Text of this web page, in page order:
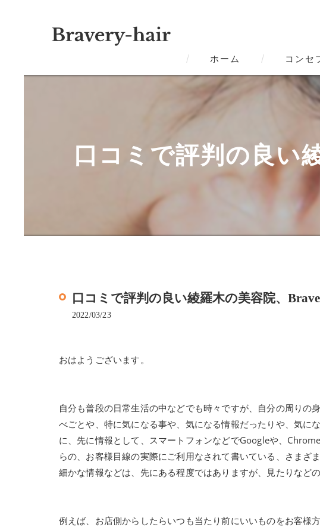
ホーム コンセ
下関市の
下関市の
下関市の
口コミで評判の良い
口コミで評判の良い綾羅木の美容院、
2022/03/23
おはようございます。
自分も普段の日常生活の中などでも時々ですが、自分の周りの
べごとや、特に気になる事や、気になる情報だったりや、気に
に、先に情報として、スマートフォンなどでGoogleや、
らの、お客様目線の実際にご利用なされて書いている、さまざ
細かな情報などは、先にある程度ではありますが、見たりなど
例えば、お店側からしたらいつも当たり前にいいものをお客様